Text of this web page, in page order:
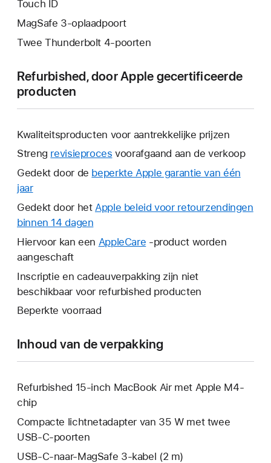
Touch ID
MagSafe 3-oplaadpoort
Twee Thunderbolt 4-poorten
Refurbished, door Apple gecertificeerde
producten
Kwaliteitsproducten voor aantrekkelijke prijzen
Streng revisieproces voorafgaand aan de verkoop
Gedekt door de beperkte Apple garantie van één
jaarHierdoor
wordt
er
nieuw
venster
geopend.
Gedekt door het Apple beleid voor retourzendingen
binnen 14 dagen
wordt
nieuw
venster
geopend.
Hiervoor kan een AppleCare Hierdoor
er
een
-product worden
aangeschaft
Inscriptie en cadeauverpakking zijn niet
beschikbaar voor refurbished producten
Beperkte voorraad
Inhoud van de verpakking
Refurbished 15-inch MacBook Air met Apple M4-
chip
Compacte lichtnetadapter van 35 W met twee
USB‑C-poorten
USB‑C-naar-MagSafe 3-kabel (2 m)